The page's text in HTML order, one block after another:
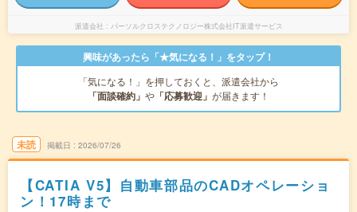
派遣会社 パーソルクロステクノロジー株式会社IT派遣サービス
興味があったら「★気になる！」をタップ！
「気になる！」を押しておくと、派遣会社から
「面談確約」 や 「応募歓迎」 が届きます！
未読 掲載日 2026/07/26
【CATIA V5】自動車部品のCADオペレーショ
ン！17時まで